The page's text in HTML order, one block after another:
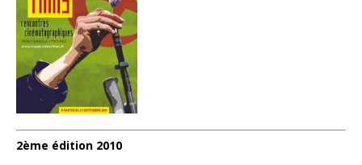
2ème édition 2010